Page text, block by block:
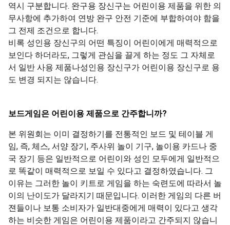
역시 구분합니다. 완구용 장신구는 어린이용 제품을 위한 의
무사항에 추가하여 연방 완구 안전 기준에 부합하여야 함을
그 전제 조건으로 합니다.
비록 성인용 장신구의 어떤 특징이 어린이에게 매력적으로
보인다 하더라도, 그렇게 관심을 끌게 하는 정도 그 자체로
서 일반 사용 제품나성인용 장신구가 어린이용 장신구로 용
도 변경 되지는 않습니다.
보드게임은 어린이용 제품으로 간주합니까?
본 위원회는 이미 결정하기를 전통적인 보드 및 테이블 게
임, 즉, 체스, 서양 장기, 주사위 놀이 기구, 놀이용 카드나 중
국 장기 등은 일반적으로 어린이와 성인 모두에게 일반적으
로 똑같이 매력적으로 보일 수 있다고 결정하였습니다. 그
이유는 그러한 놀이 키트로 게임을 하는 숙련도에 따라서 놀
이의 난이도가 달라지기 때문입니다. 이러한 게임의 다른 버
젼들이나 보통 소비자가 일반대중에게 매력이 있다고 생각
하는 비슷한 게임은 어린이용 제품이라고 간주되지 않습니